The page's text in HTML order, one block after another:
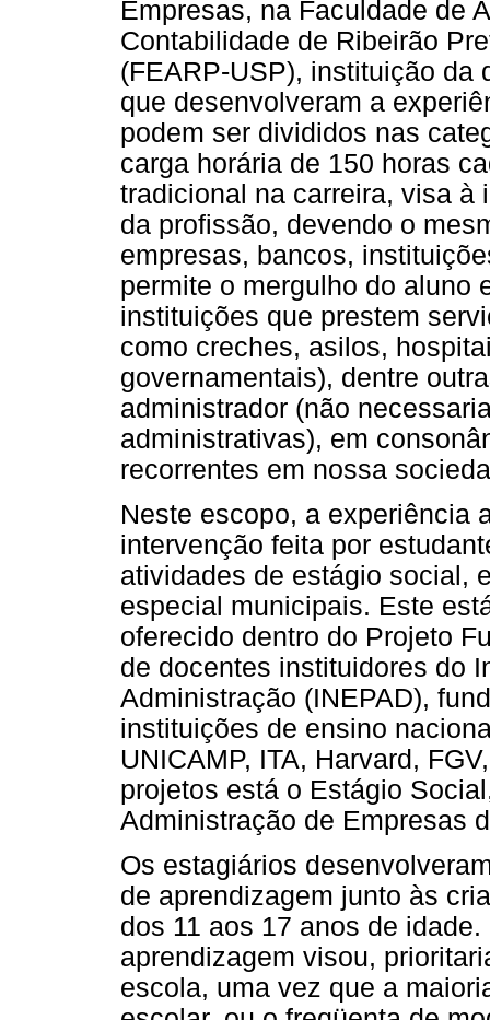
Empresas, na Faculdade de
Contabilidade de Ribeirão
(FEARP-USP), instituição da
que desenvolveram a
podem ser divididos nas
carga horária de 150 horas
tradicional na carreira, visa à
da profissão, devendo o
empresas, bancos,
permite o mergulho do aluno
instituições que prestem
como creches, asilos,
governamentais), dentre
administrador (não
administrativas), em
recorrentes em nossa
Neste escopo, a experiência
intervenção feita por
atividades de estágio social,
especial municipais. Este
oferecido dentro do Projeto
de docentes instituidores do
Administração (INEPAD),
instituições de ensino
UNICAMP, ITA, Harvard,
projetos está o Estágio
Administração de Empresas
Os estagiários
de aprendizagem junto às
dos 11 aos 17 anos de
aprendizagem visou,
escola, uma vez que a